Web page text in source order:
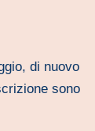
di nuovo
sono